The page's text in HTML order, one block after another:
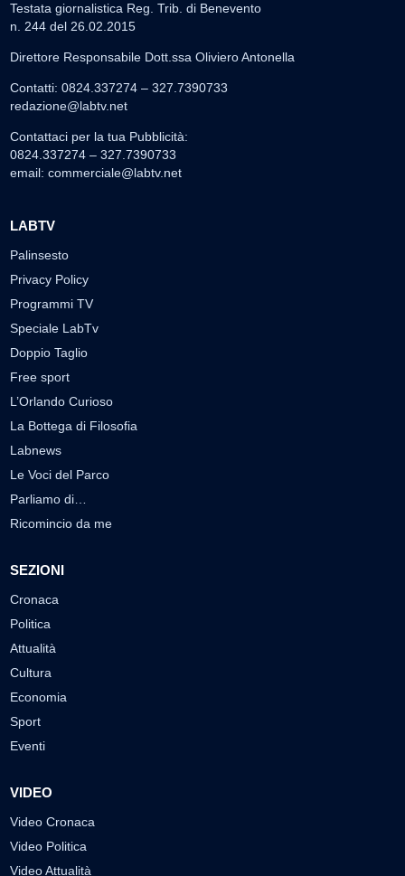
Testata giornalistica Reg. Trib. di Benevento
n. 244 del 26.02.2015
Direttore Responsabile Dott.ssa Oliviero Antonella
Contatti: 0824.337274 – 327.7390733
redazione@labtv.net
Contattaci per la tua Pubblicità:
0824.337274 – 327.7390733
email: commerciale@labtv.net
LABTV
Palinsesto
Privacy Policy
Programmi TV
Speciale LabTv
Doppio Taglio
Free sport
L’Orlando Curioso
La Bottega di Filosofia
Labnews
Le Voci del Parco
Parliamo di…
Ricomincio da me
SEZIONI
Cronaca
Politica
Attualità
Cultura
Economia
Sport
Eventi
VIDEO
Video Cronaca
Video Politica
Video Attualità